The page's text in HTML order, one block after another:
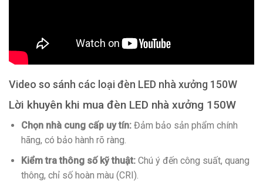
Video so sánh các loại đèn LED nhà xưởng 150W
Lời khuyên khi mua đèn LED nhà xưởng 150W
Chọn nhà cung cấp uy tín:Đảm bảo sản phẩm chính
hãng, có bảo hành rõ ràng.
Kiểm tra thông số kỹ thuật:Chú ý đến công suất, quang
thông, chỉ số hoàn màu (CRI).